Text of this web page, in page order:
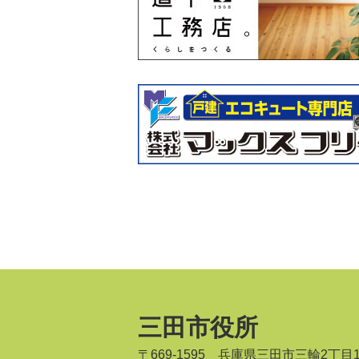
三田市役所
〒669-1595 兵庫県三田市三輪2丁目